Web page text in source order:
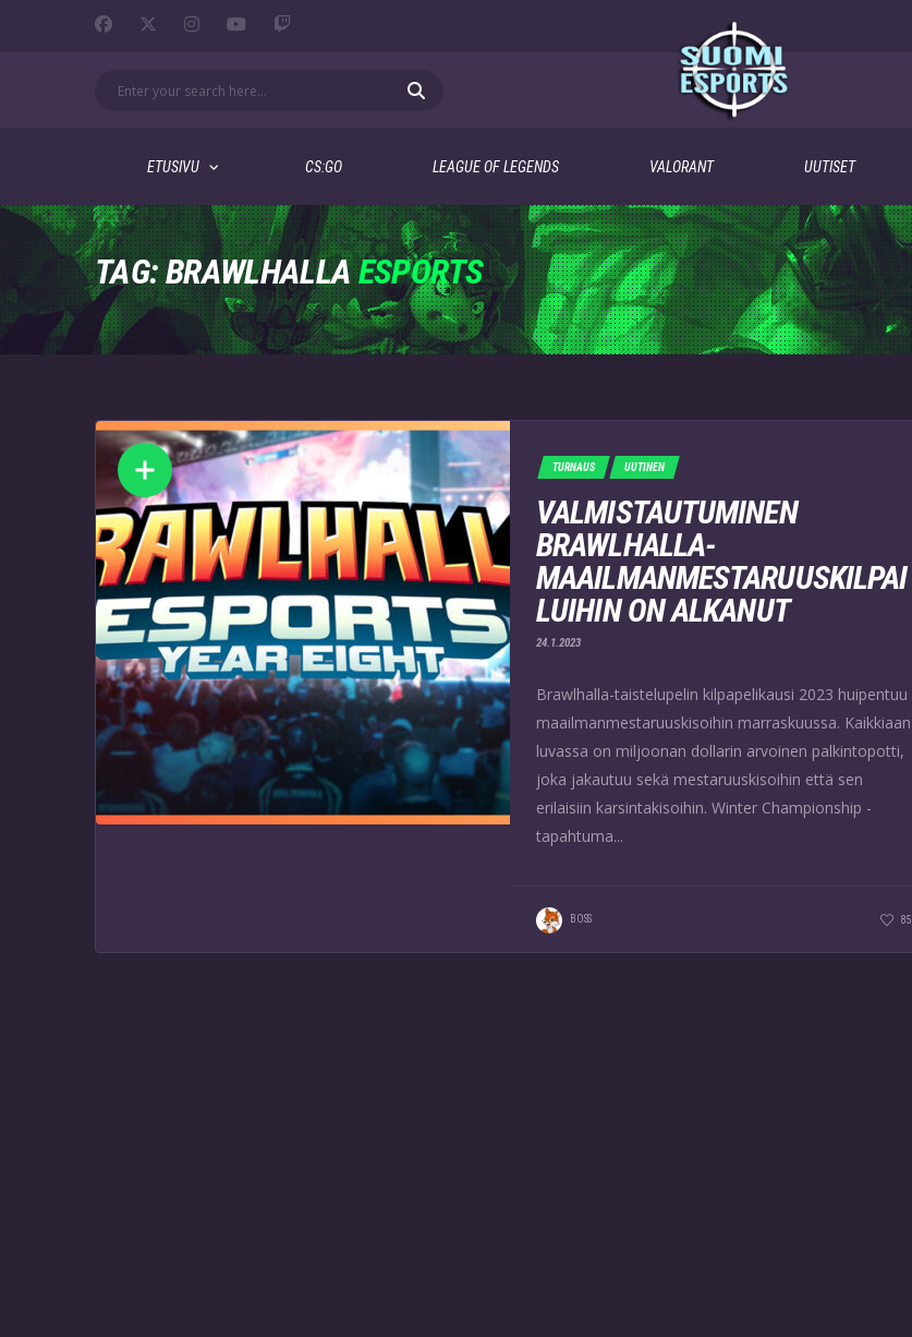
ETUSIVU CS:GO LEAGUE OF LEGENDS VALORANT UUTISET
TAG: BRAWLHALLAESPORTS
TURNAUS UUTINEN
VALMISTAUTUMINEN
BRAWLHALLA-
MAAILMANMESTARUUSKILPAI
LUIHIN ON ALKANUT
24.1.2023
Brawlhalla-taistelupelin kilpapelikausi 2023 huipentuu
maailmanmestaruuskisoihin marraskuussa. Kaikkiaan
luvassa on miljoonan dollarin arvoinen palkintopotti,
joka jakautuu sekä mestaruuskisoihin että sen
erilaisiin karsintakisoihin. Winter Championship -
tapahtuma...
BOSS 85